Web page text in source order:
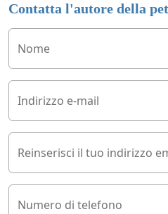
Contatta l'autore della
Nome
Indirizzo e-mail
Reinserisci il tuo indirizzo
Numero di telefono